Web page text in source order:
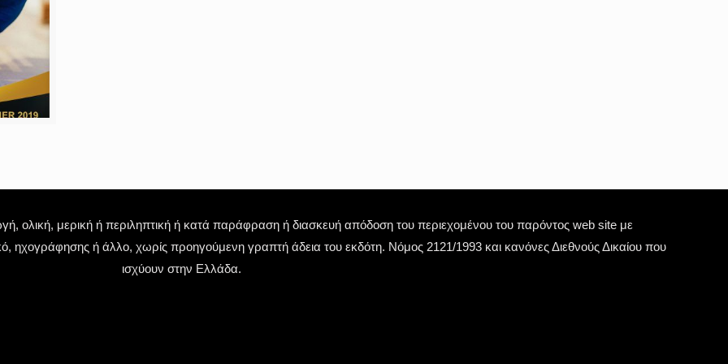
μερική ή περιληπτική ή κατά παράφραση ή διασκευή απόδοση του περιεχομένου του παρόντος web site με
ηχογράφησης ή άλλο, χωρίς προηγούμενη γραπτή άδεια του εκδότη. Νόμος 2121/1993 και κανόνες Διεθνούς Δικαίου που
ισχύουν στην Ελλάδα.